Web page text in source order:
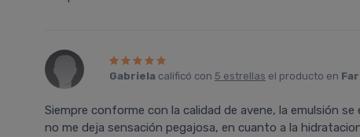
Gabriela calificó con 5 estrellas el producto en
Siempre conforme con la calidad de avene, la emulsión
no me deja sensación pegajosa, en cuanto a la